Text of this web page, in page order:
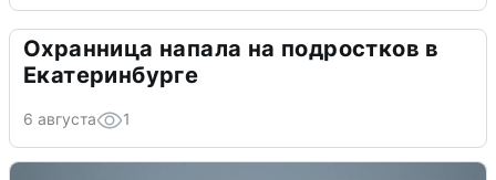
Охранница напала на подростков в
Екатеринбурге
6 августа 1